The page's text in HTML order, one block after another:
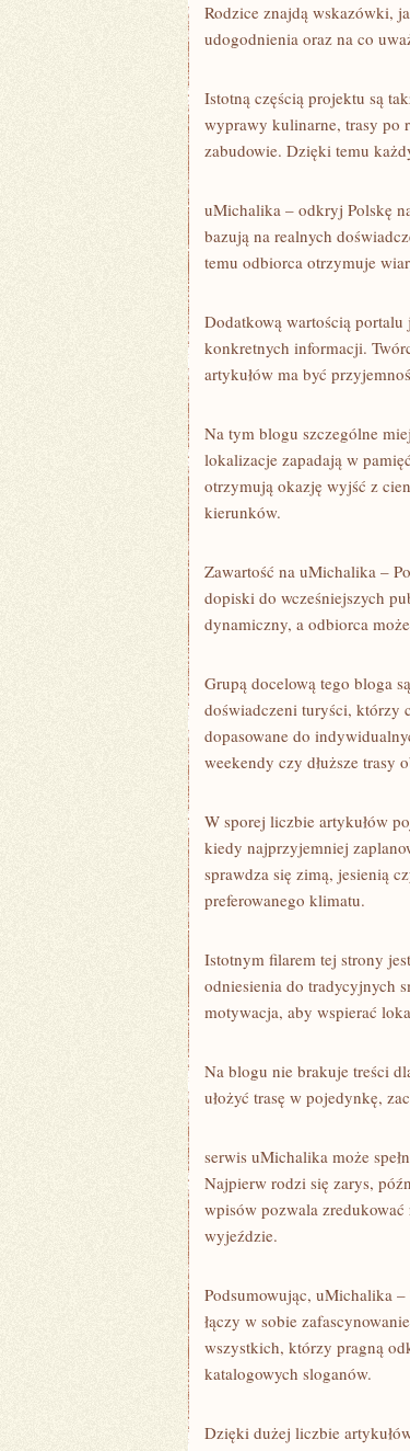
Rodzice znajdą wskazówki,
udogodnienia oraz na co
Istotną częścią projektu są
wyprawy kulinarne, trasy po
zabudowie. Dzięki temu
uMichalika – odkryj Polskę
bazują na realnych
temu odbiorca otrzymuje
Dodatkową wartością portalu
konkretnych informacji.
artykułów ma być
Na tym blogu szczególne
lokalizacje zapadają w
otrzymują okazję wyjść z
kierunków.
Zawartość na uMichalika –
dopiski do wcześniejszych
dynamiczny, a odbiorca
Grupą docelową tego bloga
doświadczeni turyści, którzy
dopasowane do
weekendy czy dłuższe trasy
W sporej liczbie artykułów
kiedy najprzyjemniej
sprawdza się zimą, jesienią
preferowanego klimatu.
Istotnym filarem tej strony
odniesienia do tradycyjnych
motywacja, aby wspierać
Na blogu nie brakuje treści
ułożyć trasę w pojedynkę,
serwis uMichalika może
Najpierw rodzi się zarys,
wpisów pozwala
wyjeździe.
Podsumowując, uMichalika
łączy w sobie
wszystkich, którzy pragną
katalogowych sloganów.
Dzięki dużej liczbie